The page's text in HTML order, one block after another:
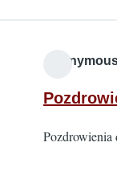
Pozdrowienia